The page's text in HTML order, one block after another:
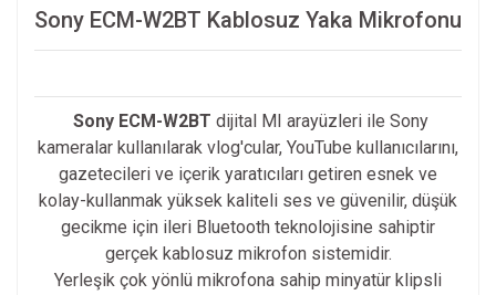
Sony ECM-W2BT Kablosuz Yaka Mikrofonu
Sony ECM-W2BT dijital MI arayüzleri ile Sony
kameralar kullanılarak vlog'cular, YouTube kullanıcılarını,
gazetecileri ve içerik yaratıcıları getiren esnek ve
kolay-kullanmak yüksek kaliteli ses ve güvenilir, düşük
gecikme için ileri Bluetooth teknolojisine sahiptir
gerçek kablosuz mikrofon sistemidir.
Yerleşik çok yönlü mikrofona sahip minyatür klipsli